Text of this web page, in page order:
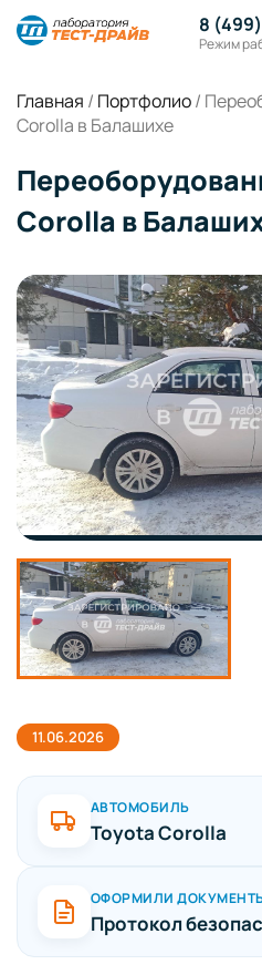
8
Режим
Главная / Портфолио/
Corolla в Балашихе
Corolla в
11.06.2026
АВТОМОБИЛЬ
Toyota Corolla
ОФОРМИЛИ
Протокол